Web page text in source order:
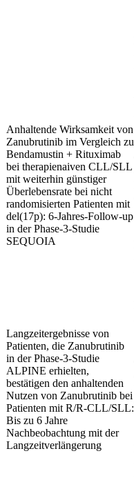
Anhaltende Wirksamkeit von
Zanubrutinib im Vergleich zu
Bendamustin + Rituximab
bei therapienaiven CLL/SLL
mit weiterhin günstiger
Überlebensrate bei nicht
randomisierten Patienten mit
del(17p): 6-Jahres-Follow-up
in der Phase-3-Studie
SEQUOIA
Langzeitergebnisse von
Patienten, die Zanubrutinib
in der Phase-3-Studie
ALPINE erhielten,
bestätigen den anhaltenden
Nutzen von Zanubrutinib bei
Patienten mit R/R-CLL/SLL:
Bis zu 6 Jahre
Nachbeobachtung mit der
Langzeitverlängerung